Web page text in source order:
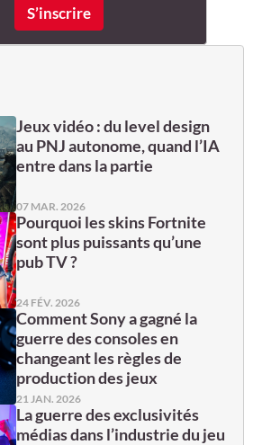
Jeux vidéo : du level design
au PNJ autonome, quand l’IA
entre dans la partie
07 MAR. 2026
Pourquoi les skins Fortnite
sont plus puissants qu’une
pub TV ?
24 FÉV. 2026
Comment Sony a gagné la
guerre des consoles en
changeant les règles de
production des jeux
21 JAN. 2026
La guerre des exclusivités
médias dans l’industrie du jeu